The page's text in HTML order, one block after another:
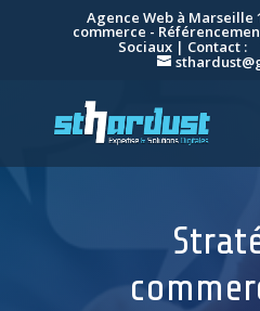
Agence Web à Marseille
commerce -
Sociaux | Contact :